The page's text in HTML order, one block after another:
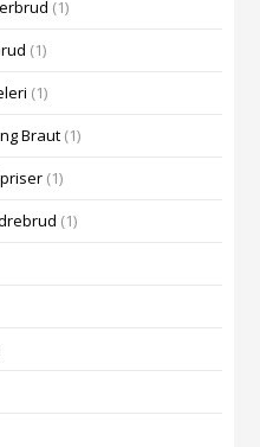
(1)
(1)
(1)
Braut (1)
(1)
(1)